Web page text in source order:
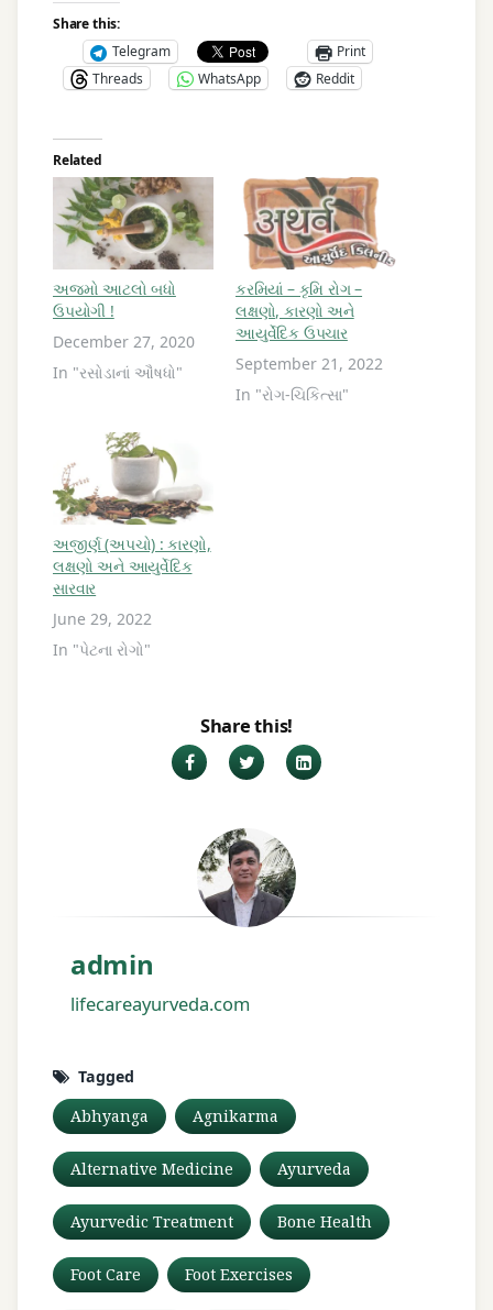
Share this:
Telegram
Print
Threads
WhatsApp Reddit
Related
અજમો આટલો બધો
ઉપયોગી !
December 27, 2020
In "રસોડાનાં ઔષધો"
કરમિયાં – કૃમિ રોગ –
લક્ષણો, કારણો અને
આયુર્વેદિક ઉપચાર
September 21, 2022
In "રોગ-ચિકિત્સા"
અજીર્ણ (અપચો) : કારણો,
લક્ષણો અને આયુર્વેદિક
સારવાર
June 29, 2022
In "પેટના રોગો"
Share this!
FacebookTwitterLinkedIn
admin
lifecareayurveda.com
Tagged
Abhyanga
Agnikarma
Alternative Medicine Ayurveda
Ayurvedic Treatment Bone Health
Foot Care Foot Exercises